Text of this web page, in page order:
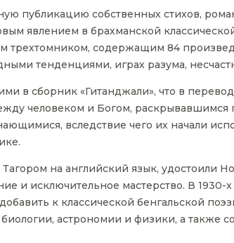
публикацию собственных стихов,
явлением в брахманской
трехтомником, содержащим 84
тенденциями, играх разума,
в сборник «Гитанджали», что в
человеком и Богом, раскрывавшимся
вследствие чего их начали
на английский язык, удостоили
и исключительное мастерство. В 1930-
к классической бенгальской
астрономии и физики, а также